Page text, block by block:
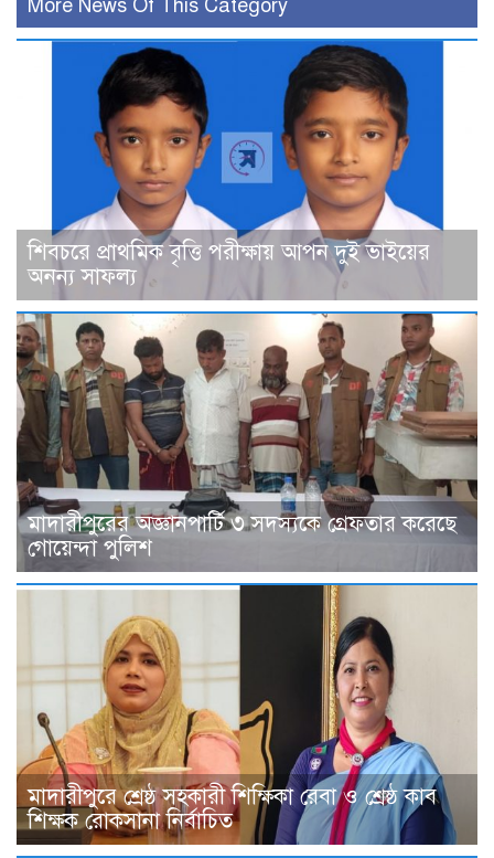
More News Of This Category
শিবচরে প্রাথমিক বৃত্তি পরীক্ষায় আপন দুই ভাইয়ের
অনন্য সাফল্য
মাদারীপুরের অজ্ঞানপার্টি ৩ সদস্যকে গ্রেফতার করেছে
গোয়েন্দা পুলিশ
মাদারীপুরে শ্রেষ্ঠ সহকারী শিক্ষিকা রেবা ও শ্রেষ্ঠ কাব
শিক্ষক রোকসানা নির্বাচিত